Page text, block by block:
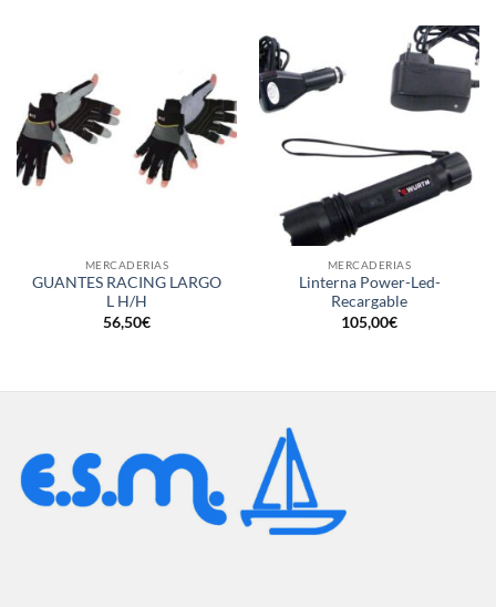
MERCADERIAS
GUANTES RACING LARGO
L H/H
56,50€
MERCADERIAS
Linterna Power-Led-
Recargable
105,00€